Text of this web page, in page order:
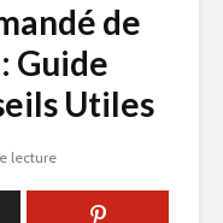
de
Guide
Utiles
lecture